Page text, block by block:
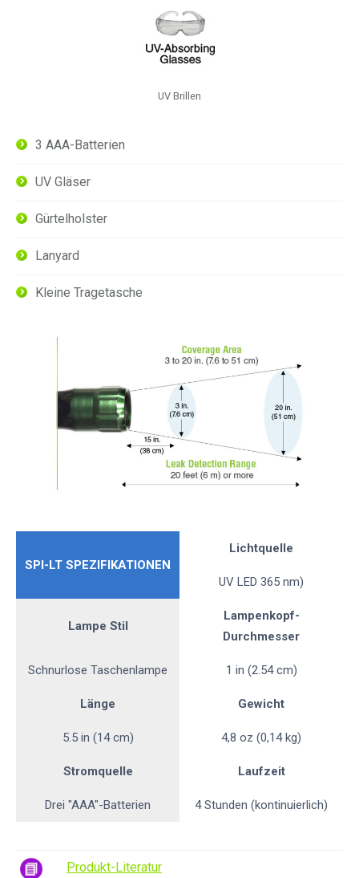
UV Brillen
3 AAA-Batterien
UV Gläser
Gürtelholster
Lanyard
Kleine Tragetasche
SPI-LT SPEZIFIKATIONEN
Lichtquelle
UV LED 365 nm)
Lampe Stil
Lampenkopf-
Durchmesser
Schnurlose Taschenlampe 1 in (2.54 cm)
Länge Gewicht
5.5 in (14 cm) 4,8 oz (0,14 kg)
Stromquelle Laufzeit
Drei "AAA"-Batterien 4 Stunden (kontinuierlich)
Produkt-Literatur